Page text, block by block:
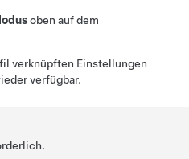
oben auf dem
verknüpften Einstellungen
verfügbar.